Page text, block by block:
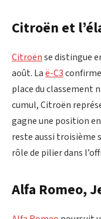
Citroën et
Citroënse distingue
août. Laë-C3
place du classement
cumul, Citroën
gagne une position
reste aussi troisième
rôle de pilier dans
Alfa Romeo,